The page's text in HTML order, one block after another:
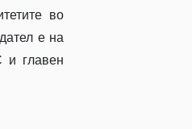
во
е на
и главен